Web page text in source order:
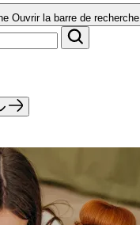
Ouvrir la barre de recherche